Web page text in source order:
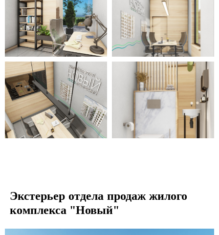
Экстерьер отдела продаж жилого
комплекса "Новый"